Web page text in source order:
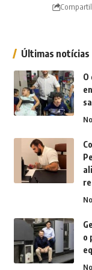
Últimas notícias
O
o